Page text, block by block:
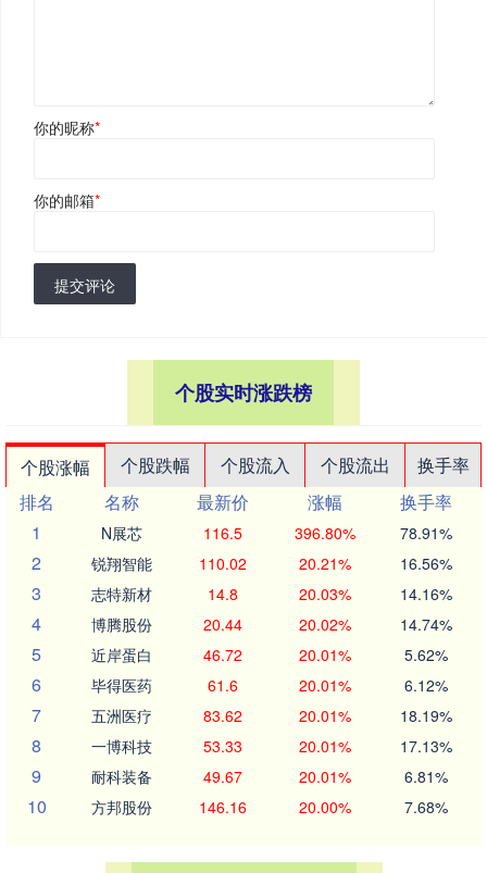
你的昵称*
你的邮箱*
提交评论
个股实时涨跌榜
个股涨幅 个股跌幅 个股流入 个股流出
换手率
排名
名称 最新价 涨幅
换手率
1
N展芯 116.5 396.80% 78.91%
2 锐翔智能 110.02 20.21% 16.56%
3 志特新材 14.8 20.03% 14.16%
4 博腾股份 20.44 20.02% 14.74%
5 近岸蛋白 46.72 20.01% 5.62%
6 毕得医药 61.6 20.01% 6.12%
7 五洲医疗 83.62 20.01% 18.19%
8 一博科技 53.33 20.01% 17.13%
9 耐科装备 49.67 20.01% 6.81%
10 方邦股份 146.16 20.00% 7.68%